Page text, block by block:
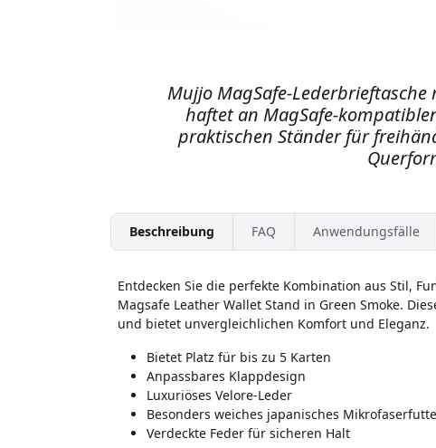
Mujjo MagSafe-
haftet an MagSafe-
praktischen Ständer für
Beschreibung FAQ Anwendungsfälle
Entdecken Sie die perfekte Kombination aus Stil,
Magsafe Leather Wallet Stand in Green Smoke.
und bietet unvergleichlichen Komfort und Eleganz.
Bietet Platz für bis zu 5 Karten
Anpassbares Klappdesign
Luxuriöses Velore-Leder
Besonders weiches japanisches
Verdeckte Feder für sicheren Halt